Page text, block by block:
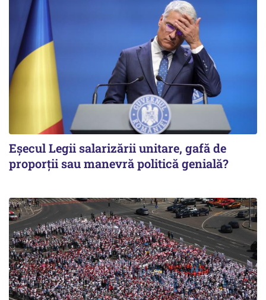
Eșecul Legii salarizării unitare, gafă de
proporții sau manevră politică genială?